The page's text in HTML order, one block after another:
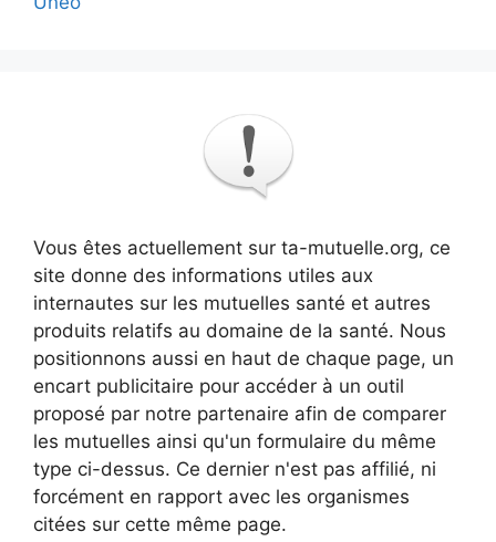
Vous êtes actuellement sur ta-mutuelle.org, ce
site donne des informations utiles aux
internautes sur les mutuelles santé et autres
produits relatifs au domaine de la santé. Nous
positionnons aussi en haut de chaque page, un
encart publicitaire pour accéder à un outil
proposé par notre partenaire afin de comparer
les mutuelles ainsi qu'un formulaire du même
type ci-dessus. Ce dernier n'est pas affilié, ni
forcément en rapport avec les organismes
citées sur cette même page.